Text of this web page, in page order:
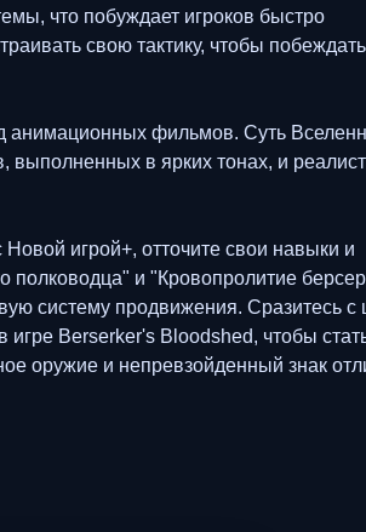
что побуждает игроков быстро
свою тактику, чтобы
анимационных фильмов. Суть
выполненных в ярких тонах, и
игрой+, отточите свои навыки и
полководца" и "Кровопролитие
систему продвижения. Сразитесь с
Berserker's Bloodshed, чтобы
оружие и непревзойденный знак